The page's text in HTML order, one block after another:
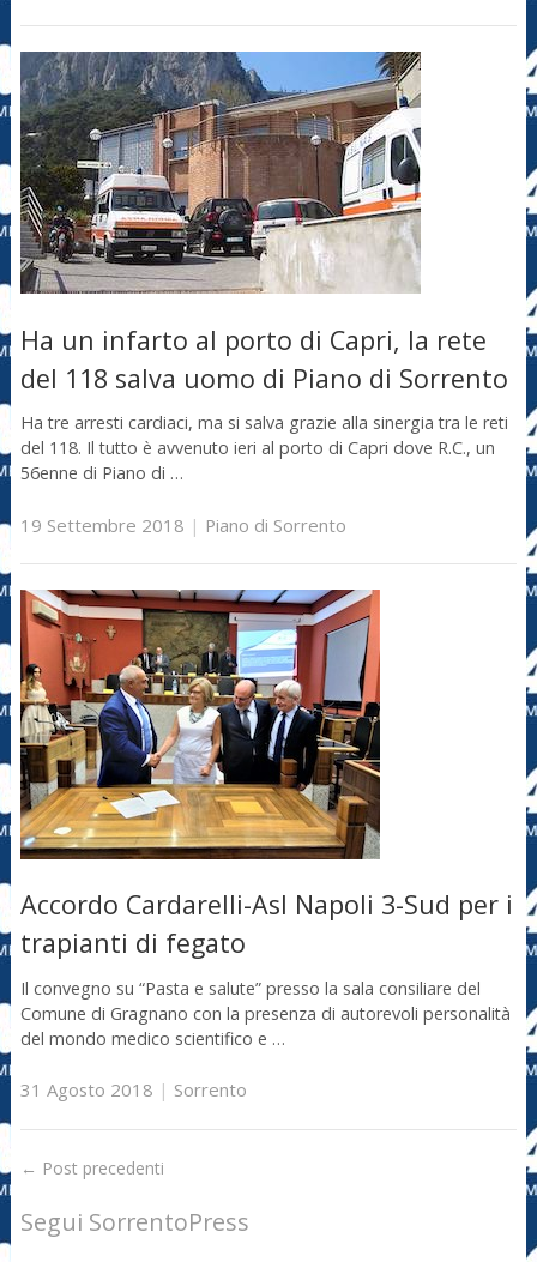
Ha un infarto al porto di Capri, la rete
del 118 salva uomo di Piano di Sorrento
Ha tre arresti cardiaci, ma si salva grazie alla sinergia tra le reti
del 118. Il tutto è avvenuto ieri al porto di Capri dove R.C., un
56enne di Piano di …
19 Settembre 2018 | Piano di Sorrento
Accordo Cardarelli-Asl Napoli 3-Sud per i
trapianti di fegato
Il convegno su “Pasta e salute” presso la sala consiliare del
Comune di Gragnano con la presenza di autorevoli personalità
del mondo medico scientifico e …
31 Agosto 2018 | Sorrento
← Post precedenti
Segui SorrentoPress